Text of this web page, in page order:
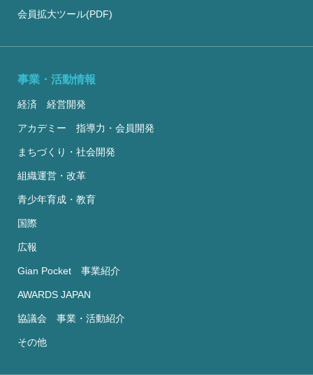
会員拡大ツール(PDF)
事業・活動情報
経済 経営開発
アカデミー 指導力・会員開発
まちづくり・社会開発
組織運営・改革
青少年育成・教育
国際
広報
Gian Pocket 事業紹介
AWARDS JAPAN
協議会 事業・活動紹介
その他